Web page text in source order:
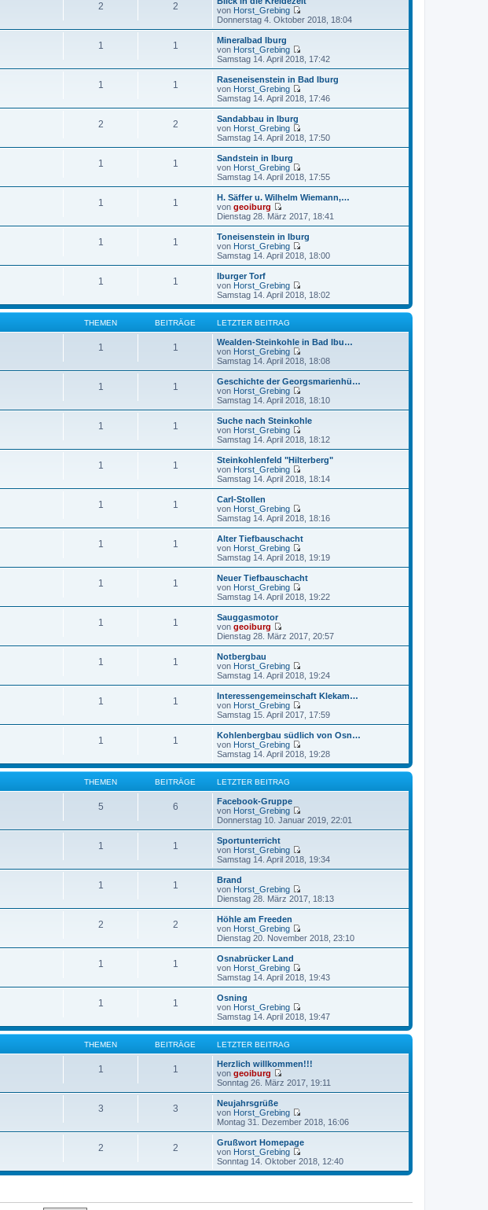
g
i
t
r
e
s
t
B
e
t
a
g
2 2
von Horst_Grebing
N
e
s
t
e
r
B
e
a
g
Donnerstag 4. Oktober 2018, 18:04
1 1
Mineralbad Iburg
von Horst_Grebing
N
e
u
e
s
t
B
e
a
g
Samstag 14. April 2018, 17:42
1 1
Raseneisenstein in Bad Iburg
von Horst_Grebing
N
e
s
t
B
e
t
a
g
Samstag 14. April 2018, 17:46
2 2
Sandabbau in Iburg
von Horst_Grebing
N
e
s
t
e
r
B
e
t
a
g
Samstag 14. April 2018, 17:50
1 1
Sandstein in Iburg
von Horst_Grebing
N
e
u
e
s
t
r
B
e
a
g
Samstag 14. April 2018, 17:55
1 1
H. Säffer u. Wilhelm Wiemann,…
von geoiburg
N
e
u
e
s
t
B
e
i
r
g
Dienstag 28. März 2017, 18:41
1 1
Toneisenstein in Iburg
von Horst_Grebing
N
e
s
t
e
e
i
t
r
g
Samstag 14. April 2018, 18:00
1 1
Iburger Torf
von Horst_Grebing
N
e
u
s
t
r
B
e
i
t
r
a
g
Samstag 14. April 2018, 18:02
THEMEN BEITRÄGE LETZTER BEITRAG
1 1
Wealden-Steinkohle in Bad Ibu…
von Horst_Grebing
N
e
u
e
s
t
e
r
B
e
t
a
g
Samstag 14. April 2018, 18:08
1 1
Geschichte der Georgsmarienhü…
von Horst_Grebing
N
e
u
e
s
t
r
B
e
a
g
Samstag 14. April 2018, 18:10
1 1
Suche nach Steinkohle
von Horst_Grebing
N
e
u
e
s
t
B
e
t
a
g
Samstag 14. April 2018, 18:12
1 1
Steinkohlenfeld "Hilterberg"
von Horst_Grebing
N
e
s
t
r
B
e
t
a
g
Samstag 14. April 2018, 18:14
1 1
Carl-Stollen
von Horst_Grebing
N
e
u
e
s
t
e
r
B
e
a
g
Samstag 14. April 2018, 18:16
1 1
Alter Tiefbauschacht
von Horst_Grebing
N
e
u
e
s
t
B
e
a
g
Samstag 14. April 2018, 19:19
1 1
Neuer Tiefbauschacht
von Horst_Grebing
N
e
s
t
B
e
t
a
g
Samstag 14. April 2018, 19:22
1 1
Sauggasmotor
von geoiburg
N
e
e
s
t
e
r
B
e
t
r
a
g
Dienstag 28. März 2017, 20:57
1 1
Notbergbau
von Horst_Grebing
N
e
u
e
s
t
e
r
B
e
i
Samstag 14. April 2018, 19:24
1 1
Interessengemeinschaft Klekam…
von Horst_Grebing
N
e
u
e
s
t
e
t
r
Samstag 15. April 2017, 17:59
1 1
Kohlenbergbau südlich von Osn…
von Horst_Grebing
N
e
u
s
r
B
t
r
Samstag 14. April 2018, 19:28
THEMEN BEITRÄGE LETZTER BEITRAG
5 6
Facebook-Gruppe
von Horst_Grebing
N
e
s
t
B
e
a
g
Donnerstag 10. Januar 2019, 22:01
1 1
Sportunterricht
von Horst_Grebing
N
e
s
t
e
a
g
Samstag 14. April 2018, 19:34
1 1
Brand
von Horst_Grebing
N
e
s
t
B
e
a
g
Dienstag 28. März 2017, 18:13
2 2
Höhle am Freeden
von Horst_Grebing
N
e
s
t
B
e
i
a
g
Dienstag 20. November 2018, 23:10
1 1
Osnabrücker Land
von Horst_Grebing
N
e
s
t
e
e
i
t
r
Samstag 14. April 2018, 19:43
1 1
Osning
von Horst_Grebing
N
e
u
s
t
r
B
t
g
Samstag 14. April 2018, 19:47
THEMEN BEITRÄGE LETZTER BEITRAG
1 1
Herzlich willkommen!!!
von geoiburg
N
e
e
s
t
r
B
e
i
a
Sonntag 26. März 2017, 19:11
3 3
Neujahrsgrüße
von Horst_Grebing
N
e
u
e
s
t
e
e
Montag 31. Dezember 2018, 16:06
2 2
Grußwort Homepage
von Horst_Grebing
N
e
u
Sonntag 14. Oktober 2018, 12:40